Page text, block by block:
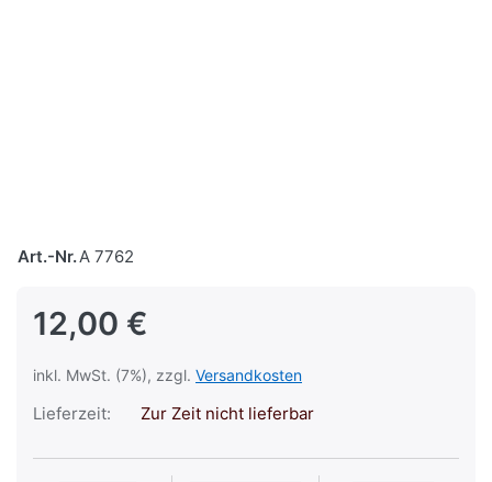
Art.-Nr.A 7762
12,00 €
inkl. MwSt. (7%), zzgl. Versandkosten
Lieferzeit: Zur Zeit nicht lieferbar